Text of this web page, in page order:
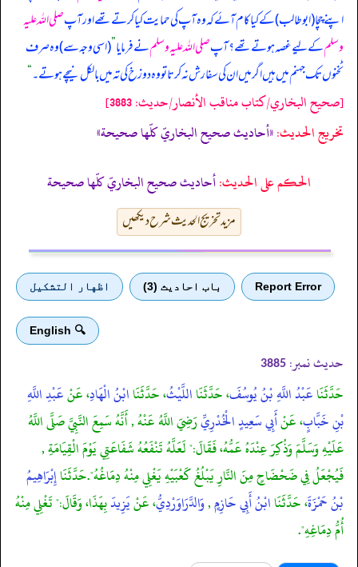
اپنے چچا (ابوطالب) کے کیا کام آئے کہ وہ آپ کی حمایت کیا کرتے تھے اور آپصلی اللہ علیہ
وسلمکے لیے غصہ ہوتے تھے؟ آپصلی اللہ علیہ وسلمنے فرمایا”(اسی وجہ سے) وہ صرف
ٹخنوں تک جہنم میں ہیں اگر میں ان کی سفارش نہ کرتا تو وہ دوزخ کی تہ میں بالکل نیچے ہوتے۔“
[صحيح البخاري/كتاب مناقب الأنصار/حدیث: 3883]
تخریج الحدیث:«أحاديث صحيح البخاريّ كلّها صحيحة»
الحكم على الحديث:أحاديث صحيح البخاريّ كلّها صحيحة
مزید تخریج الحدیث شرح دیکھیں
Report Error باب احادیث (3) اظهار التشكيل
🔍 English
حدیث نمبر: 3885
حَدَّثَنَاعَبْدُ اللَّهِ بْنُ يُوسُفَ، حَدَّثَنَااللَّيْثُ، حَدَّثَنَاابْنُ الْهَادِ، عَنْعَبْدِ اللَّهِ
بْنِ خَبَّابٍ، عَنْأَبِي سَعِيدٍ الْخُدْرِيِّرَضِيَ اللَّهُ عَنْهُ , أَنَّهُ سَمِعَ النَّبِيَّ صَلَّى اللَّهُ
عَلَيْهِ وَسَلَّمَ وَذُكِرَ عِنْدَهُ عَمُّهُ، فَقَالَ:" لَعَلَّهُ تَنْفَعُهُ شَفَاعَتِي يَوْمَ الْقِيَامَةِ ,
فَيُجْعَلُ فِي ضَحْضَاحٍ مِنَ النَّارِ يَبْلُغُ كَعْبَيْهِ يَغْلِي مِنْهُ دِمَاغُهُ".حَدَّثَنَاإِبْرَاهِيمُ
بْنُ حَمْزَةَ، حَدَّثَنَاابْنُ أَبِي حَازِمٍ,وَالدَّرَاوَرْدِيُّ، عَنْيَزِيدَبِهَذَا، وَقَالَ:" تَغْلِي مِنْهُ
أُمُّ دِمَاغِهِ".